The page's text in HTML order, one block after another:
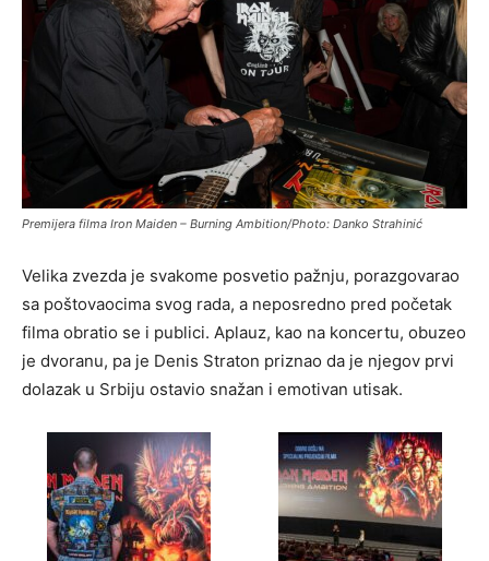
Premijera filma Iron Maiden – Burning Ambition/Photo: Danko Strahinić
Velika zvezda je svakome posvetio pažnju, porazgovarao
sa poštovaocima svog rada, a neposredno pred početak
filma obratio se i publici. Aplauz, kao na koncertu, obuzeo
je dvoranu, pa je Denis Straton priznao da je njegov prvi
dolazak u Srbiju ostavio snažan i emotivan utisak.